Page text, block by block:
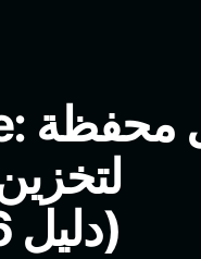
farthorse (دليل 2026)